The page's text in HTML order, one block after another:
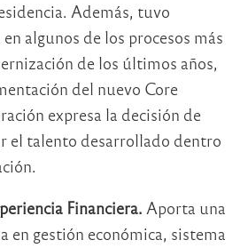
Además, tuvo
algunos de los procesos más
de los últimos años,
del nuevo Core
expresa la decisión de
el talento desarrollado dentro
Financiera. Aporta una
en gestión económica, sistema